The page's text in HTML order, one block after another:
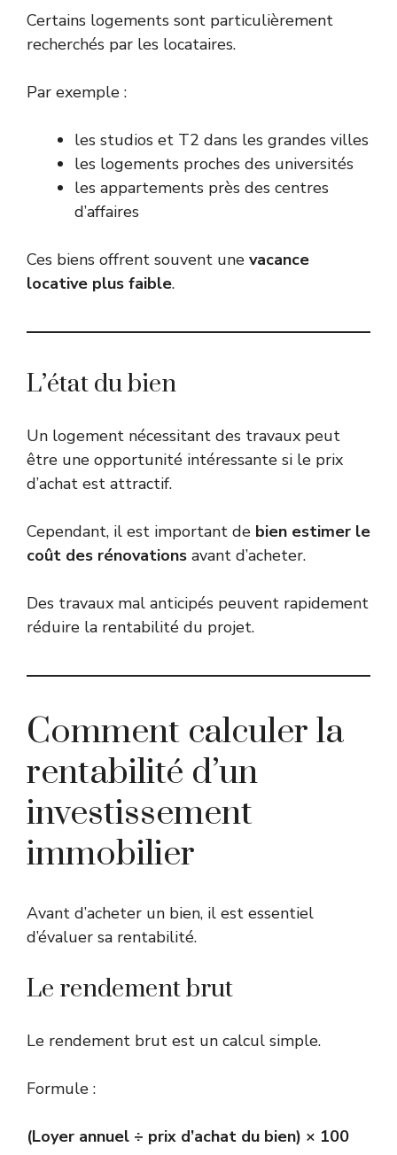
Certains logements sont particulièrement
recherchés par les locataires.
Par exemple :
les studios et T2 dans les grandes villes
les logements proches des universités
les appartements près des centres
d’affaires
Ces biens offrent souvent une vacance
locative plus faible.
L’état du bien
Un logement nécessitant des travaux peut
être une opportunité intéressante si le prix
d’achat est attractif.
Cependant, il est important de bien estimer le
coût des rénovations avant d’acheter.
Des travaux mal anticipés peuvent rapidement
réduire la rentabilité du projet.
Comment calculer la
rentabilité d’un
investissement
immobilier
Avant d’acheter un bien, il est essentiel
d’évaluer sa rentabilité.
Le rendement brut
Le rendement brut est un calcul simple.
Formule :
(Loyer annuel ÷ prix d’achat du bien) × 100